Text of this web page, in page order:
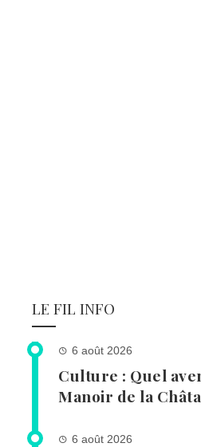
LE FIL INFO
6 août 2026
Culture : Quel
Manoir de la
6 août 2026